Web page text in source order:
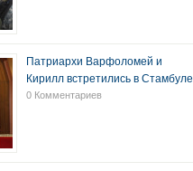
Патриархи Варфоломей и
Кирилл встретились в Стамбуле
0 Комментариев